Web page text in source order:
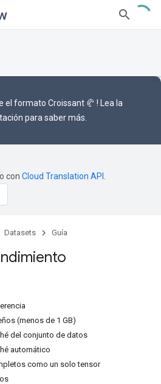
el formato Croissant 🥐 ! Lea la
para saber más.
con Cloud Translation API
Datasets Guía
(menos de 1 GB)
del conjunto de datos
automático
como un solo tensor